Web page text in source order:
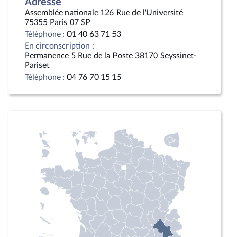
Adresse
Assemblée nationale 126 Rue de l'Université
75355 Paris 07 SP
Téléphone : 01 40 63 71 53
En circonscription :
Permanence 5 Rue de la Poste 38170 Seyssinet-
Pariset
Téléphone : 04 76 70 15 15